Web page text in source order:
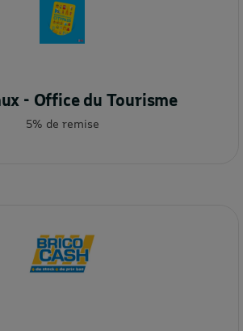
- Office du Tourisme
5% de remise